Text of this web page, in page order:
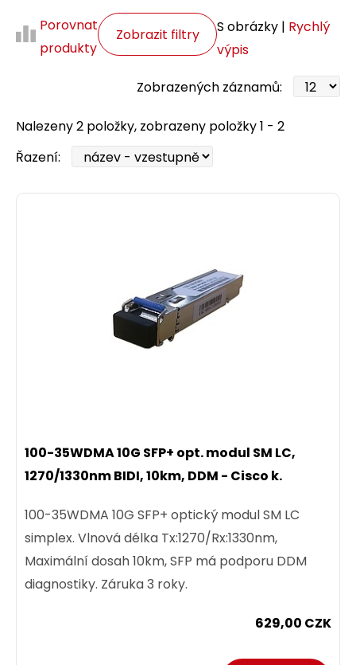
Porovnat
produkty
Zobrazit filtry S obrázky | Rychlý
výpis
Zobrazených záznamů:
Nalezeny 2 položky, zobrazeny položky 1 - 2
Řazení:
100-35WDMA 10G SFP+ opt. modul SM LC,
1270/1330nm BIDI, 10km, DDM - Cisco k.
100-35WDMA 10G SFP+ optický modul SM LC
simplex. Vlnová délka Tx:1270/Rx:1330nm,
Maximální dosah 10km, SFP má podporu DDM
diagnostiky. Záruka 3 roky.
629,00 CZK